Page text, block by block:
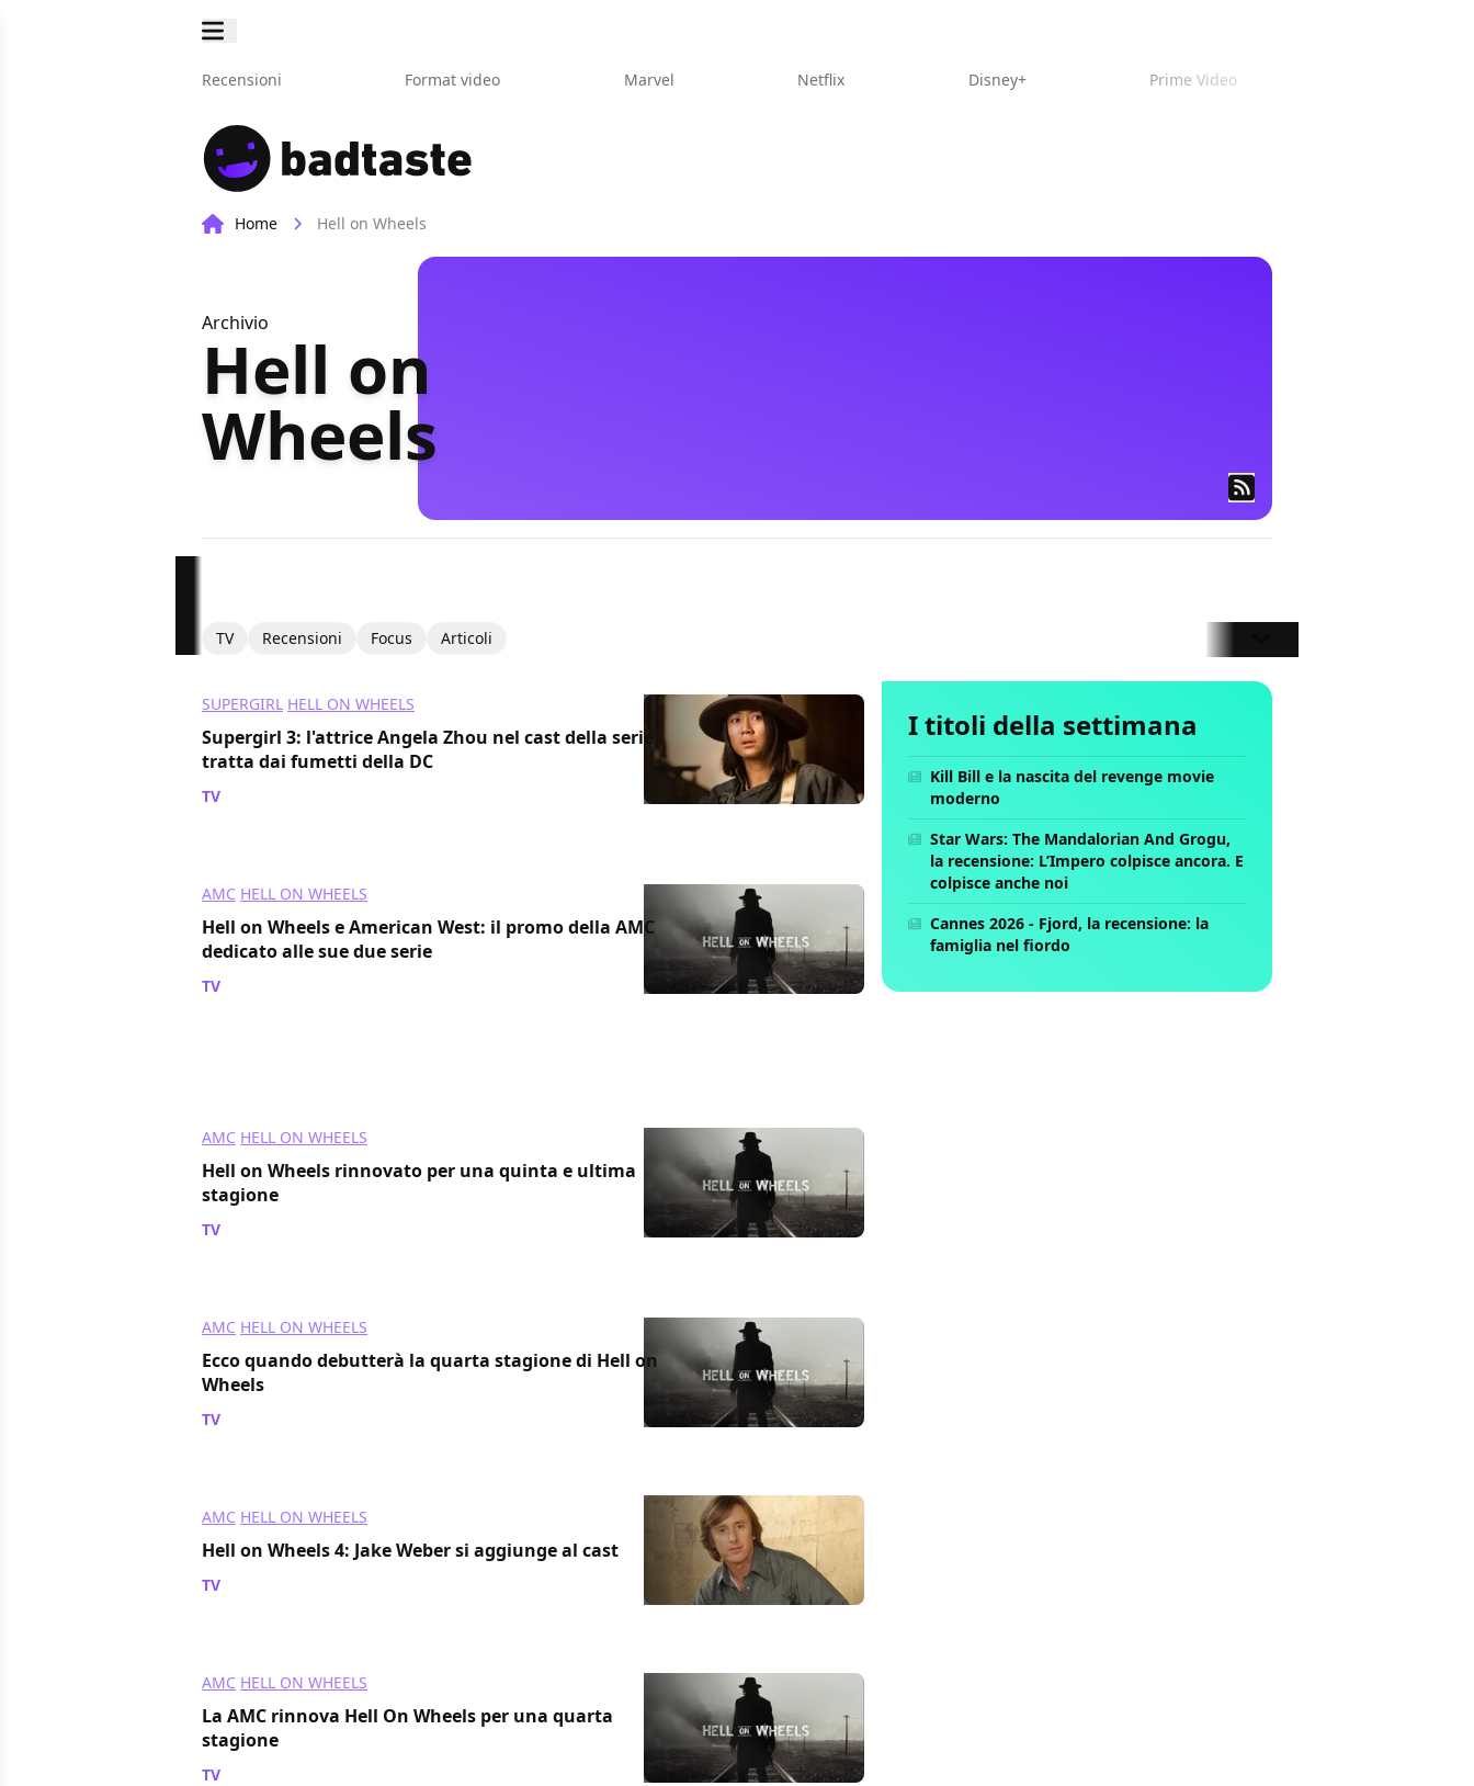
Recensioni Format video Marvel Netflix Disney+ Prime Video
Home Hell on Wheels
Archivio
Hell on
Wheels
TV Recensioni Focus Articoli
SUPERGIRL HELL ON WHEELS
Supergirl 3: l'attrice Angela Zhou nel cast della serie
tratta dai fumetti della DC
TV
AMC HELL ON WHEELS
Hell on Wheels e American West: il promo della AMC
dedicato alle sue due serie
TV
AMC HELL ON WHEELS
Hell on Wheels rinnovato per una quinta e ultima
stagione
TV
AMC HELL ON WHEELS
Ecco quando debutterà la quarta stagione di Hell on
Wheels
TV
AMC HELL ON WHEELS
Hell on Wheels 4: Jake Weber si aggiunge al cast
TV
AMC HELL ON WHEELS
La AMC rinnova Hell On Wheels per una quarta
stagione
TV
I titoli della settimana
Kill Bill e la nascita del revenge movie
moderno
Star Wars: The Mandalorian And Grogu,
la recensione: L’Impero colpisce ancora. E
colpisce anche noi
Cannes 2026 - Fjord, la recensione: la
famiglia nel fiordo